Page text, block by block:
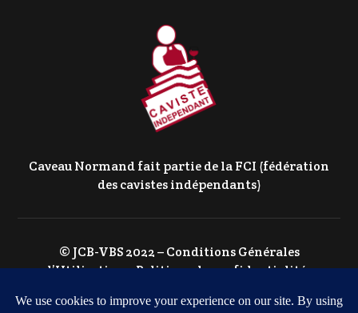
Caveau Normand fait partie de la FCI (fédération
des cavistes indépendants)
© JCB-VBS 2022 –Conditions Générales
d’Utilisation–Politique de confidentialité–